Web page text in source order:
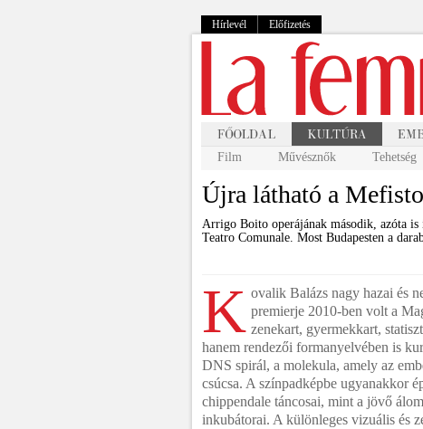
Hírlevél Előfizetés
Film Művésznők Tehetség
Újra látható a
Arrigo Boito operájának második, azóta
Teatro Comunale. Most Budapesten a
K ovalik Balázs nagy hazai és
premierje 2010-ben volt a
zenekart, gyermekkart,
hanem rendezői formanyelvében is
DNS spirál, a molekula, amely az
csúcsa. A színpadképbe ugyanakkor
chippendale táncosai, mint a jövő
inkubátorai. A különleges vizuális és